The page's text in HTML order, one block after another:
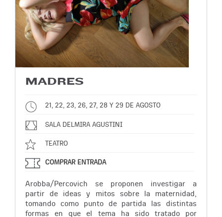
MADRES
21, 22, 23, 26, 27, 28 Y 29 DE AGOSTO
SALA DELMIRA AGUSTINI
TEATRO
COMPRAR ENTRADA
Arobba/Percovich se proponen investigar a
partir de ideas y mitos sobre la maternidad,
tomando como punto de partida las distintas
formas en que el tema ha sido tratado por